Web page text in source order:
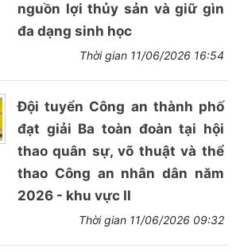
nguồn lợi thủy sản và giữ gìn
đa dạng sinh học
Thời gian 11/06/2026 16:54
Đội tuyển Công an thành phố
đạt giải Ba toàn đoàn tại hội
thao quân sự, võ thuật và thể
thao Công an nhân dân năm
2026 - khu vực II
Thời gian 11/06/2026 09:32